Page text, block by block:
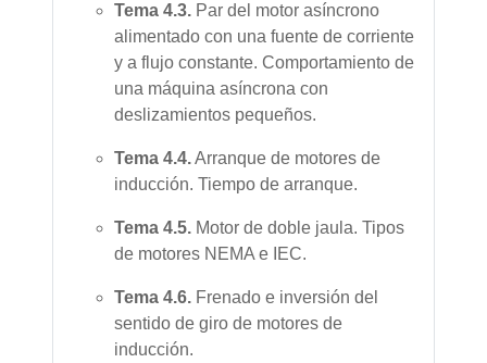
Tema 4.3. Par del motor asíncrono
alimentado con una fuente de corriente
y a flujo constante. Comportamiento de
una máquina asíncrona con
deslizamientos pequeños.
Tema 4.4.Arranque de motores de
inducción. Tiempo de arranque.
Tema 4.5. Motor de doble jaula. Tipos
de motores NEMA e IEC.
Tema 4.6. Frenado e inversión del
sentido de giro de motores de
inducción.